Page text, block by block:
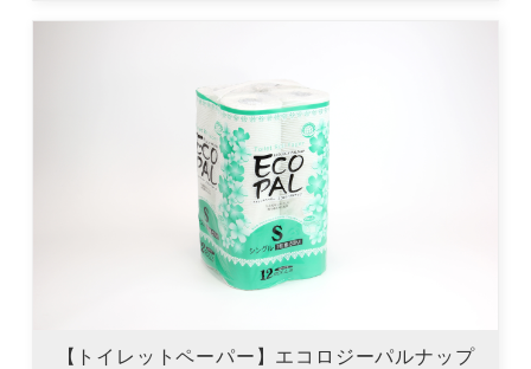
【トイレットペーパー】エコロジーパルナップ